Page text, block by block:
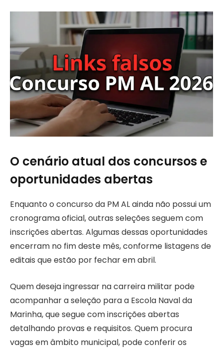
O cenário atual dos concursos e
oportunidades abertas
Enquanto o concurso da PM AL ainda não possui um
cronograma oficial, outras seleções seguem com
inscrições abertas. Algumas dessas oportunidades
encerram no fim deste mês, conforme listagens de
editais que estão por fechar em abril.
Quem deseja ingressar na carreira militar pode
acompanhar a seleção para a Escola Naval da
Marinha, que segue com inscrições abertas
detalhando provas e requisitos. Quem procura
vagas em âmbito municipal, pode conferir os